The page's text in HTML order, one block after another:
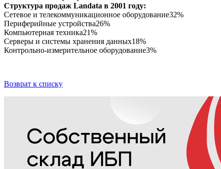
Структура продаж Landata в 2001 году:
Сетевое и телекоммуникационное оборудование32%
Периферийные устройства26%
Компьютерная техника21%
Серверы и системы хранения данных18%
Контрольно-измерительное оборудование3%
Возврат к списку